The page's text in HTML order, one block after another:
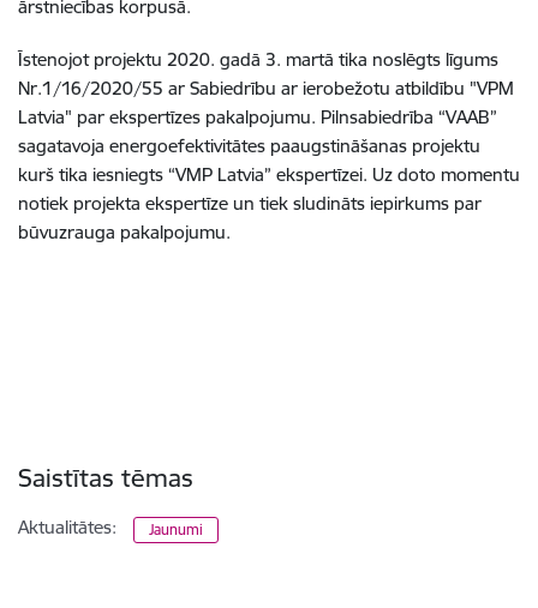
ārstniecības korpusā.
Īstenojot projektu 2020. gadā 3. martā tika noslēgts līgums
Nr.1/16/2020/55 ar Sabiedrību ar ierobežotu atbildību "VPM
Latvia" par ekspertīzes pakalpojumu. Pilnsabiedrība “VAAB”
sagatavoja energoefektivitātes paaugstināšanas projektu
kurš tika iesniegts “VMP Latvia” ekspertīzei. Uz doto momentu
notiek projekta ekspertīze un tiek sludināts iepirkums par
būvuzrauga pakalpojumu.
Saistītas tēmas
Aktualitātes: Jaunumi